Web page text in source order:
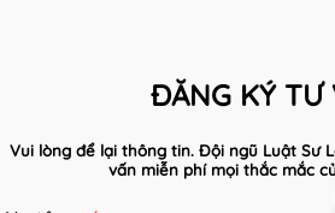
ĐĂNG KÝ TƯ
Vui lòng để lại thông tin. Đội ngũ Luật Sư
vấn miễn phí mọi thắc mắc